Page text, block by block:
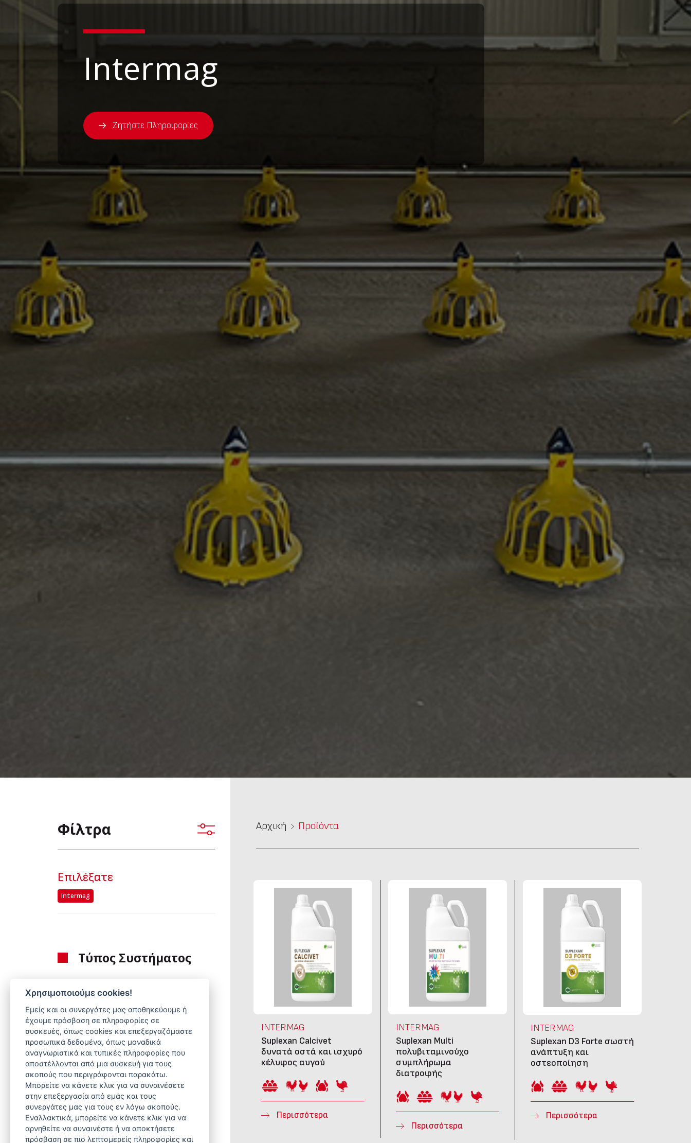
Intermag
Ζητήστε Πληροφορίες
Φίλτρα
Επιλέξατε
Intermag
Τύπος Συστήματος
Συστήματα Ταΐσματος
Υδροδοσία
Συστήματα Φωλιάς
Θέρμανση
Εξαερισμός
Συστήματα Ζύγισης
Ζωοτροφής
Ελεγκτές & Πίνακες Ελέγχου
Φωτισμός
Αρχική Προϊόντα
INTERMAG
Suplexan Calcivet
δυνατά οστά και ισχυρό
κέλυφος αυγού
Περισσότερα
INTERMAG
Suplexan Multi
πολυβιταμινούχο
συμπλήρωμα
διατροφής
Περισσότερα
INTERMAG
Suplexan D3 Forte σωστή
ανάπτυξη και
οστεοποίηση
Περισσότερα
Χρησιμοποιούμε cookies!
Εμείς και οι συνεργάτες μας αποθηκεύουμε ή
έχουμε πρόσβαση σε πληροφορίες σε
συσκευές, όπως cookies και επεξεργαζόμαστε
προσωπικά δεδομένα, όπως μοναδικά
αναγνωριστικά και τυπικές πληροφορίες που
αποστέλλονται από μια συσκευή για τους
σκοπούς που περιγράφονται παρακάτω.
Μπορείτε να κάνετε κλικ για να συναινέσετε
στην επεξεργασία από εμάς και τους
συνεργάτες μας για τους εν λόγω σκοπούς.
Εναλλακτικά, μπορείτε να κάνετε κλικ για να
αρνηθείτε να συναινέστε ή να αποκτήσετε
πρόσβαση σε πιο λεπτομερείς πληροφορίες και